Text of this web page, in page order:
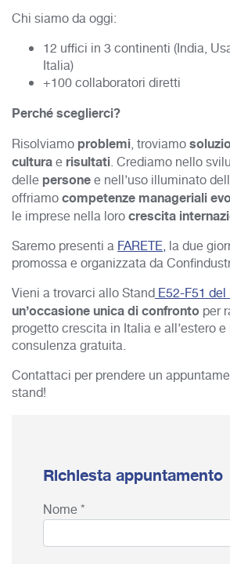
Chi siamo da oggi:
12 uffici in 3 continenti (India,
Italia)
+100 collaboratori diretti
Perché sceglierci?
Risolviamo problemi, troviamo
culturae risultati. Crediamo nello
delle personee nell’uso illuminato
offriamocompetenzemanageriali
le imprese nella lorocrescita
Saremo presenti aFARETE, la due
promossa e organizzata da
Vieni a trovarci allo StandE52-F51 del
un’occasione unica di confronto per
progetto crescita in Italia e all’estero
consulenza gratuita.
Contattaci per prendere un
stand!
Richiesta appuntamento
Nome *